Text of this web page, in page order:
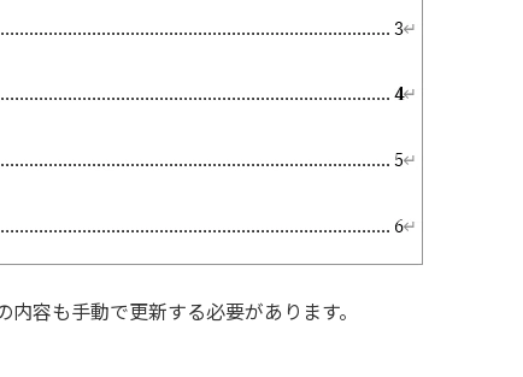
容も手動で更新する必要があります。